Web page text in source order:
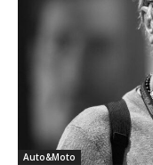
Auto&Moto